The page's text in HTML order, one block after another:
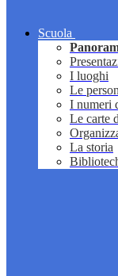
Scuola
I luoghi
Le
I numeri
Le carte
La storia